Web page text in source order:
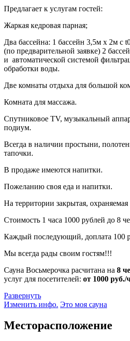
Предлагает к услугам гостей:
Жаркая кедровая парная;
Два бассейна: 1 бассейн 3,5м х 2м с
(по предварительной заявке) 2
и автоматической системой
обработки воды.
Две комнаты отдыха для большой
Комната для массажа.
Спутниковое TV, музыкальный
подиум.
Всегда в наличии простыни,
тапочки.
В продаже имеются напитки.
Пожеланию своя еда и напитки.
На территории закрытая, охраняемая
Стоимость 1 часа 1000 рублей до 8
Каждый последующий, доплата 100
Мы всегда рады своим гостям!!!
Сауна Восьмерочка расчитана на 8
услуг для посетителей: от 1000 руб./
Развернуть
Изменить инфо. Это моя сауна
Месторасположение